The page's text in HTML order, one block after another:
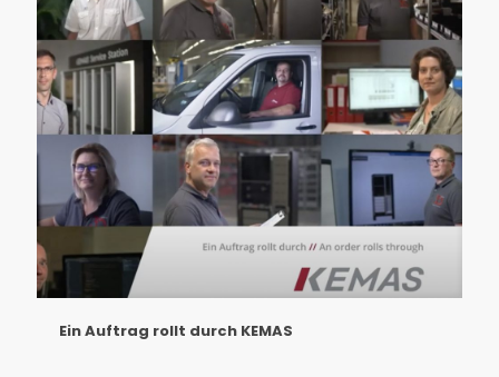
Ein Auftrag rollt durch KEMAS